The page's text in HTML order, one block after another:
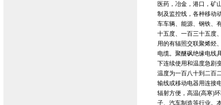
医药，冶金，港口，矿
制及监控线，各种移动
车车辆、能源、钢铁、
十五度、一百三十五度
用的有辐照交联聚烯烃
电缆。聚醚砜绝缘电线
下连续使用和温度急剧
温度为一百八十到二百
输线或移动电器用连接
辐射方便，高温(高寒)
子、汽车制造等行业。